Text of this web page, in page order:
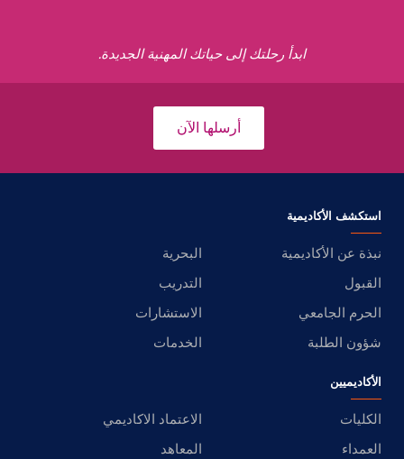
ابدأ رحلتك إلى حياتك المهنية الجديدة.
أرسلها الآن
استكشف الأكاديمية
نبذة عن الأكاديمية
البحرية
القبول
التدريب
الحرم الجامعي
الاستشارات
شؤون الطلبة
الخدمات
الأكاديميين
الكليات
الاعتماد الاكاديمي
العمداء
المعاهد